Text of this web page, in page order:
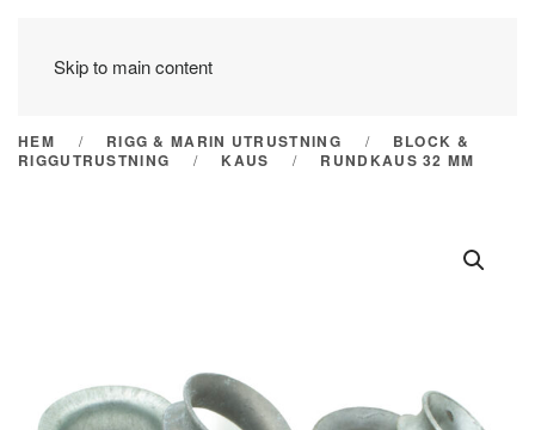
Skip to main content
HEM RIGG & MARIN UTRUSTNING
BLOCK &
RIGGUTRUSTNING
KAUS RUNDKAUS 32 MM